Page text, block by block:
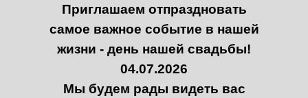
Приглашаем отпраздновать
самое важное событие в нашей
жизни - день нашей свадьбы!
04.07.2026
Мы будем рады видеть вас